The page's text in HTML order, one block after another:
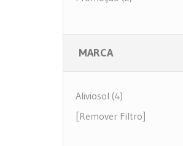
MARCA
Aliviosol (4)
[Remover Filtro]